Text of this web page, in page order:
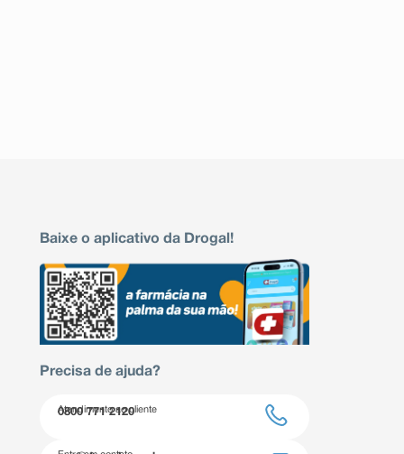
Baixe o aplicativo da Drogal!
Precisa de ajuda?
Atendimento ao cliente
0800 771 2120